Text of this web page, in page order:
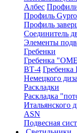
Албес
Профиль
Профиль
Соединитель
Элементы
Гребенки
Гребенка
ВТ-4 Гребенка
Немецкого
Раскладки
Раскладка
Итальянского
АSN
Подвесная